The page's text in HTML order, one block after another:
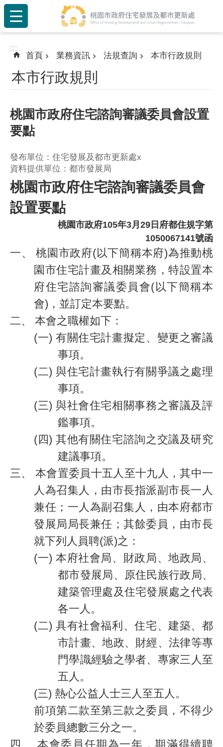
跳到主要內容區塊
:::
:::
首頁 業務資訊 法規查詢 本市行政規則
本市行政規則
桃園市政府住宅諮詢審議委員會設置
要點
發布單位：住宅發展及都市更新處x
資料提供單位：都市發展局
桃園市政府住宅諮詢審議委員會
設置要點
桃園市政府105年3月29日府都住規字第
1050067141號函
一、
桃園市政府(以下簡稱本府)為推動桃
園市住宅計畫及相關業務，特設置本
府住宅諮詢審議委員會(以下簡稱本
會)，並訂定本要點。
二、
本會之職權如下：
(一) 有關住宅計畫擬定、變更之審議
事項。
(二) 與住宅計畫執行有關爭議之處理
事項。
(三) 與社會住宅相關事務之審議及評
鑑事項。
(四) 其他有關住宅諮詢之交議及研究
建議事項。
三、
本會置委員十五人至十九人，其中一
人為召集人，由市長指派副市長一人
兼任；一人為副召集人，由本府都市
發展局局長兼任；其餘委員，由市長
就下列人員聘(派)之：
(一) 本府社會局、財政局、地政局、
都市發展局、 原住民族行政局、
建築管理處及住宅發展處之代表
各一人。
(二) 具有社會福利、住宅、建築、都
市計畫、地政、財經、法律等專
門學識經驗之學者、專家三人至
五人。
(三) 熱心公益人士三人至五人。
前項第二款至第三款之委員，不得少
於委員總數三分之一。
四、
本會委員任期為一年，期滿得續聘